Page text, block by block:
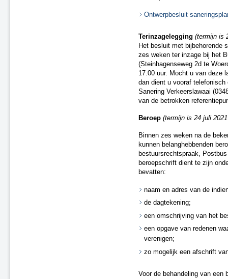
Ontwerpbesluit
Terinzagelegging (termijn is
Het besluit met bijbehorende
zes weken ter inzage bij het
(Steinhagenseweg 2d te
17.00 uur. Mocht u van deze
dan dient u vooraf
Sanering Verkeerslawaai
van de betrokken
Beroep (termijn is 24 juli
Binnen zes weken na de
kunnen belanghebbenden
bestuursrechtspraak,
beroepschrift dient te zijn
bevatten:
naam en adres van de
de dagtekening;
een omschrijving van het
een opgave van redenen
verenigen;
zo mogelijk een afschrift
Voor de behandeling van een